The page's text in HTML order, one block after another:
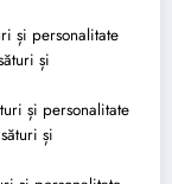
și personalitate
și
și personalitate
și